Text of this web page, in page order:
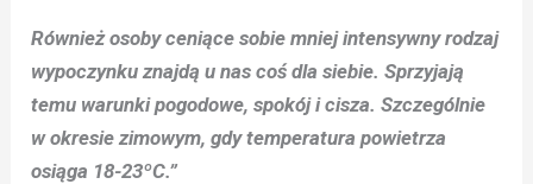
Również osoby ceniące sobie mniej intensywny rodzaj
wypoczynku znajdą u nas coś dla siebie. Sprzyjają
temu warunki pogodowe, spokój i cisza. Szczególnie
w okresie zimowym, gdy temperatura powietrza
osiąga 18-23ºC.”